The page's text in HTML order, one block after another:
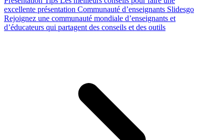
excellente présentation Communauté d’enseignants Slidesgo
Rejoignez une communauté mondiale d’enseignants et
d’éducateurs qui partagent des conseils et des outils